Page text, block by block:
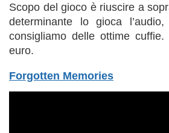
Scopo del gioco è riuscire a
determinante lo gioca
consigliamo delle ottime
euro.
Forgotten Memories